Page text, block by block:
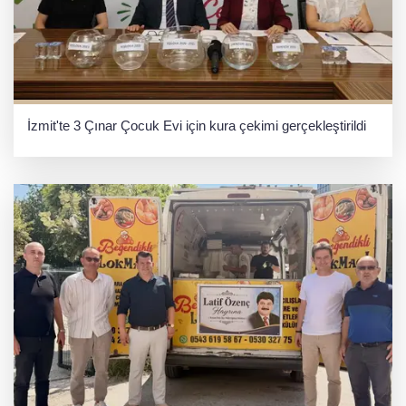
İzmit'te 3 Çınar Çocuk Evi için kura çekimi gerçekleştirildi